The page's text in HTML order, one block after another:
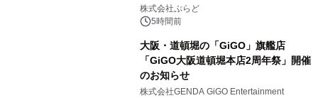
日1組限定「岩屋温泉 絵島別庭 海と
森」の握り寿司プラン
株式会社ぷらど
5時間前
大阪・道頓堀の「GiGO」旗艦店
「GiGO大阪道頓堀本店2周年祭」開催
のお知らせ
株式会社GENDA GiGO Entertainment